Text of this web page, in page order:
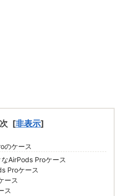
[非表示]
のケース
AirPods Proケース
Proケース
ース
ス